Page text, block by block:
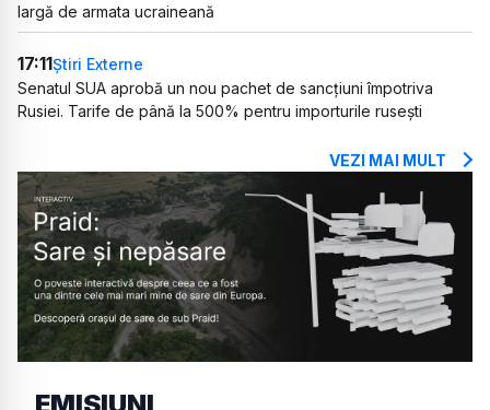
largă de armata ucraineană
17:11Știri Externe
Senatul SUA aprobă un nou pachet de sancțiuni împotriva
Rusiei. Tarife de până la 500% pentru importurile rusești
VEZI MAI MULT
EMISIUNI